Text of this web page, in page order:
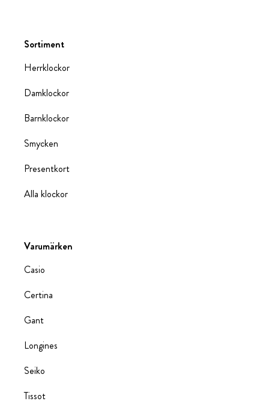
Sortiment
Herrklockor
Damklockor
Barnklockor
Smycken
Presentkort
Alla klockor
Varumärken
Casio
Certina
Gant
Longines
Seiko
Tissot